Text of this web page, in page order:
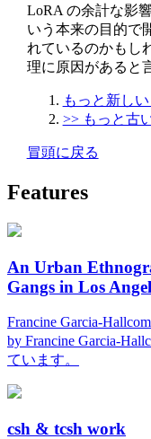
LoRA の余計な影
いう本来の目的で
れているのかもし
理に原因があると
もっと新し
>> もっと古
冒頭に戻る
Features
An Urban
Gangs in Los
Francine Garcia-
by Francine Garcia-
ています。
csh & tcsh work